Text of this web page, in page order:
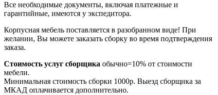
Все необходимые документы, включая платежные и
гарантийные, имеются у экспедитора.
Корпусная мебель поставляется в разобранном виде! При
желании, Вы можете заказать сборку во время подтверждения
заказа.
Стоимость услуг сборщика обычно=10% от стоимости
мебели.
Минимальная стоимость сборки 1000р. Выезд сборщика за
МКАД оплачивается дополнительно.